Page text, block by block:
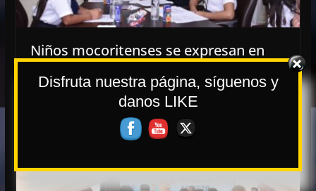
Niños mocoritenses se expresan en
Disfruta nuestra página, síguenos y
danos LIKE